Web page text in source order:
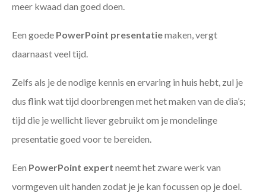
meer kwaad dan goed doen.
Een goede PowerPoint presentatiemaken, vergt
daarnaast veel tijd.
Zelfs als je de nodige kennis en ervaring in huis hebt, zul je
dus flink wat tijd doorbrengen met het maken van de dia’s;
tijd die je wellicht liever gebruikt om je mondelinge
presentatie goed voor te bereiden.
Een PowerPoint expert neemt het zware werk van
vormgeven uit handen zodat je je kan focussen op je doel.